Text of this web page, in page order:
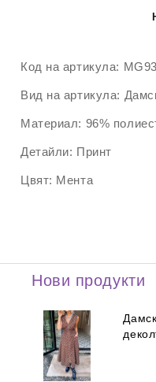
Код на артикула:
Вид на артикула:
Материал: 96%
Детайли: Принт
Цвят: Мента
Нови продукти